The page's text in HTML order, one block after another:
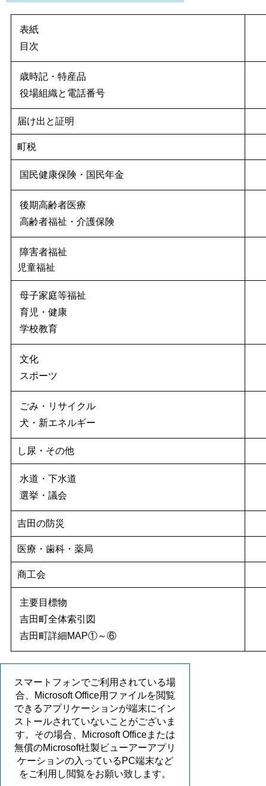
表紙
目次
歳時記・特産品
役場組織と電話番号
届け出と証明
町税
国民健康保険・国民年金
後期高齢者医療
高齢者福祉・介護保険
障害者福祉
児童福祉
母子家庭等福祉
育児・健康
学校教育
文化
スポーツ
ごみ・リサイクル
犬・新エネルギー
し尿・その他
水道・下水道
選挙・議会
吉田の防災
医療・歯科・薬局
商工会
主要目標物
吉田町全体索引図
吉田町詳細MAP①～⑥
スマートフォンでご利用されている場
合、Microsoft Office用ファイルを閲覧
できるアプリケーションが端末にイン
ストールされていないことがございま
す。その場合、Microsoft Officeまたは
無償のMicrosoft社製ビューアーアプリ
ケーションの入っているPC端末など
をご利用し閲覧をお願い致します。